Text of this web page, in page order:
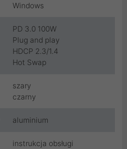
Windows
PD 3.0 100W
Plug and play
HDCP 2.3/1.4
Hot Swap
szary
czarny
aluminium
instrukcja obsługi